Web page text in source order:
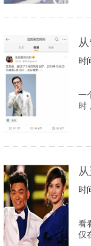
时
一
时
时
看
仅